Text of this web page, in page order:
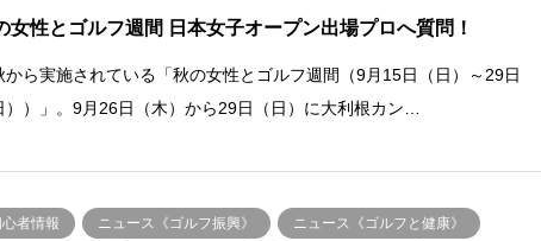
女性とゴルフ週間 日本女子オープン出場プロへ質問！
から実施されている「秋の女性とゴルフ週間（9月15日（日）～29日
））」。9月26日（木）から29日（日）に大利根カン…
者情報 ニュース《ゴルフ振興》 ニュース《ゴルフと健康》